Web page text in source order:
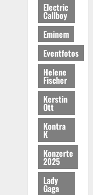
Electric
Callboy
Eminem
Eventfotos
Helene
Fischer
Kerstin
Ott
Kontra
K
Konzerte
2025
Lady
Gaga